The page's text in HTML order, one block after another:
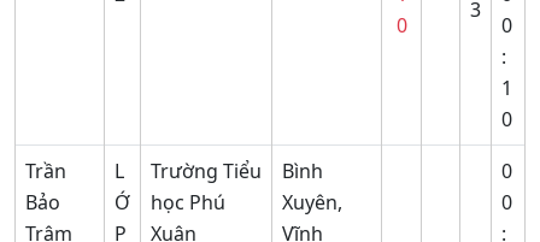
0
3
0
:
1
0
Trần
Bảo
Trâm
L
Ớ
P
Trường Tiểu
học Phú
Xuân
Bình
Xuyên,
Vĩnh
0
0
: